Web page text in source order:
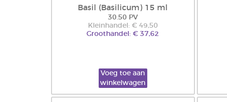
Basil (Basilicum) 15 ml
30.50 PV
Kleinhandel: € 49,50
Groothandel: € 37,62
Voeg toe aan
winkelwagen